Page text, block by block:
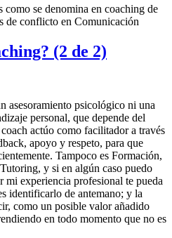
como se denomina en coaching de
de conflicto en Comunicación
(2 de 2)
asesoramiento psicológico ni una
personal, que depende del
actúo como facilitador a través
apoyo y respeto, para que
Tampoco es Formación,
y si en algún caso puedo
mi experiencia profesional te pueda
identificarlo de antemano; y la
como un posible valor añadido
en todo momento que no es